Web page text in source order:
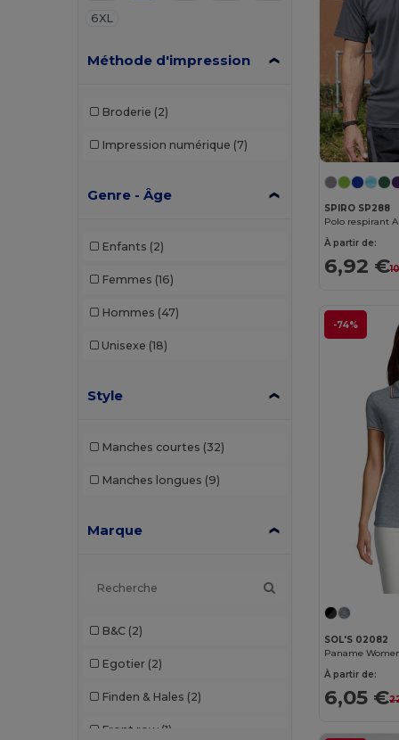
6XL
Méthode d'impression
Broderie (2)
Impression numérique (7)
Genre - Âge
Enfants (2)
Femmes (16)
Hommes (47)
Unisexe (18)
Style
Manches courtes (32)
Manches longues (9)
Marque
B&C (2)
Egotier (2)
Finden & Hales (2)
Front row (1)
SPIRO SP288
Polo respirant
À partir de:
6,92 €
-74%
SOL'S 02082
Paname
À partir de:
6,05 €